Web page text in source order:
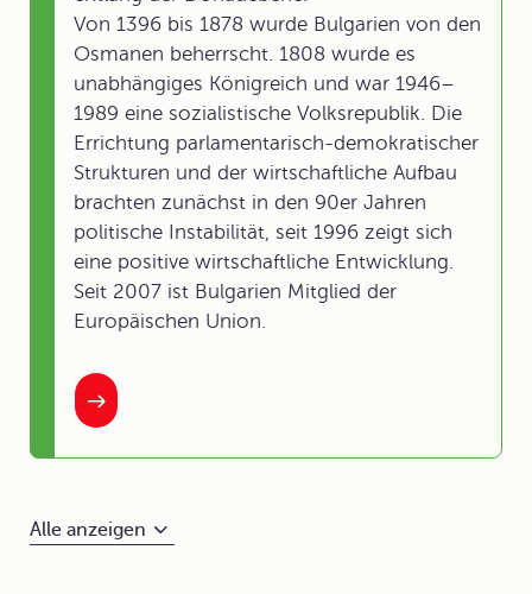
Von 1396 bis 1878 wurde Bulgarien von den
Osmanen beherrscht. 1808 wurde es
unabhängiges Königreich und war 1946–
1989 eine sozialistische Volksrepublik. Die
Errichtung parlamentarisch-demokratischer
Strukturen und der wirtschaftliche Aufbau
brachten zunächst in den 90er Jahren
politische Instabilität, seit 1996 zeigt sich
eine positive wirtschaftliche Entwicklung.
Seit 2007 ist Bulgarien Mitglied der
Europäischen Union.
Alle anzeigen